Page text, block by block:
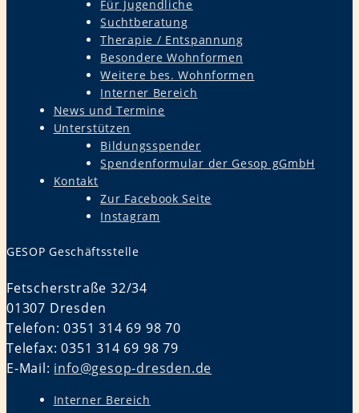
Für Jugendliche
Suchtberatung
Therapie / Entspannung
Besondere Wohnformen
Weitere bes. Wohnformen
Interner Bereich
News und Termine
Unterstützen
Bildungsspender
Spendenformular der Gesop gGmbH
Kontakt
Zur Facebook Seite
Instagram
GESOP Geschäftsstelle
Fetscherstraße 32/34
01307 Dresden
Telefon: 0351 314 69 98 70
Telefax: 0351 314 69 98 79
E-Mail: info@gesop-dresden.de
Interner Bereich